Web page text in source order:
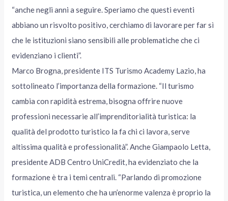
“anche negli anni a seguire. Speriamo che questi eventi
abbiano un risvolto positivo, cerchiamo di lavorare per far sì
che le istituzioni siano sensibili alle problematiche che ci
evidenziano i clienti”.
Marco Brogna, presidente ITS Turismo Academy Lazio, ha
sottolineato l’importanza della formazione. “Il turismo
cambia con rapidità estrema, bisogna offrire nuove
professioni necessarie all’imprenditorialità turistica: la
qualità del prodotto turistico la fa chi ci lavora, serve
altissima qualità e professionalità”. Anche Giampaolo Letta,
presidente ADB Centro UniCredit, ha evidenziato che la
formazione è tra i temi centrali. “Parlando di promozione
turistica, un elemento che ha un’enorme valenza è proprio la